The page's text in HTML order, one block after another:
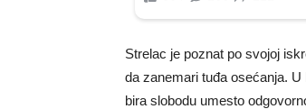
Strelac je poznat po svojoj
da zanemari tuđa osećanja.
bira slobodu umesto